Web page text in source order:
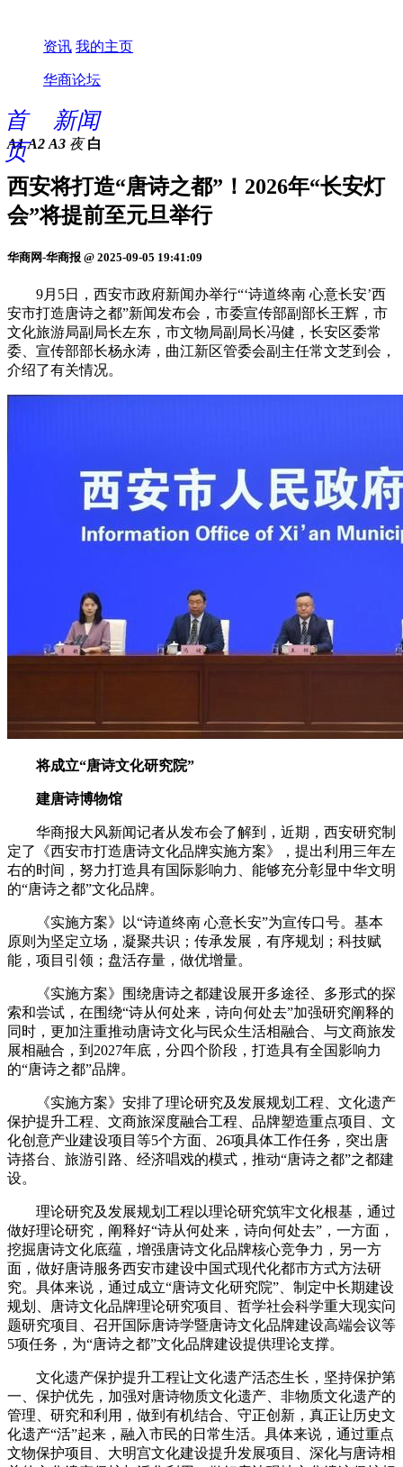
资讯 我的主页
华商论坛
首
页
新闻
A1 A2 A3 夜 白
西安将打造“唐诗之都”！2026年“长安灯
会”将提前至元旦举行
华商网-华商报 @ 2025-09-05 19:41:09
9月5日，西安市政府新闻办举行“‘诗道终南 心意长安’西
安市打造唐诗之都”新闻发布会，市委宣传部副部长王辉，市
文化旅游局副局长左东，市文物局副局长冯健，长安区委常
委、宣传部部长杨永涛，曲江新区管委会副主任常文芝到会，
介绍了有关情况。
将成立“唐诗文化研究院”
建唐诗博物馆
华商报大风新闻记者从发布会了解到，近期，西安研究制
定了《西安市打造唐诗文化品牌实施方案》，提出利用三年左
右的时间，努力打造具有国际影响力、能够充分彰显中华文明
的“唐诗之都”文化品牌。
《实施方案》以“诗道终南 心意长安”为宣传口号。基本
原则为坚定立场，凝聚共识；传承发展，有序规划；科技赋
能，项目引领；盘活存量，做优增量。
《实施方案》围绕唐诗之都建设展开多途径、多形式的探
索和尝试，在围绕“诗从何处来，诗向何处去”加强研究阐释的
同时，更加注重推动唐诗文化与民众生活相融合、与文商旅发
展相融合，到2027年底，分四个阶段，打造具有全国影响力
的“唐诗之都”品牌。
《实施方案》安排了理论研究及发展规划工程、文化遗产
保护提升工程、文商旅深度融合工程、品牌塑造重点项目、文
化创意产业建设项目等5个方面、26项具体工作任务，突出唐
诗搭台、旅游引路、经济唱戏的模式，推动“唐诗之都”之都建
设。
理论研究及发展规划工程以理论研究筑牢文化根基，通过
做好理论研究，阐释好“诗从何处来，诗向何处去”，一方面，
挖掘唐诗文化底蕴，增强唐诗文化品牌核心竞争力，另一方
面，做好唐诗服务西安市建设中国式现代化都市方式方法研
究。具体来说，通过成立“唐诗文化研究院”、制定中长期建设
规划、唐诗文化品牌理论研究项目、哲学社会科学重大现实问
题研究项目、召开国际唐诗学暨唐诗文化品牌建设高端会议等
5项任务，为“唐诗之都”文化品牌建设提供理论支撑。
文化遗产保护提升工程让文化遗产活态生长，坚持保护第
一、保护优先，加强对唐诗物质文化遗产、非物质文化遗产的
管理、研究和利用，做到有机结合、守正创新，真正让历史文
化遗产“活”起来，融入市民的日常生活。具体来说，通过重点
文物保护项目、大明宫文化建设提升发展项目、深化与唐诗相